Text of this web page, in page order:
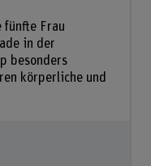
fünfte Frau
in der
besonders
körperliche und